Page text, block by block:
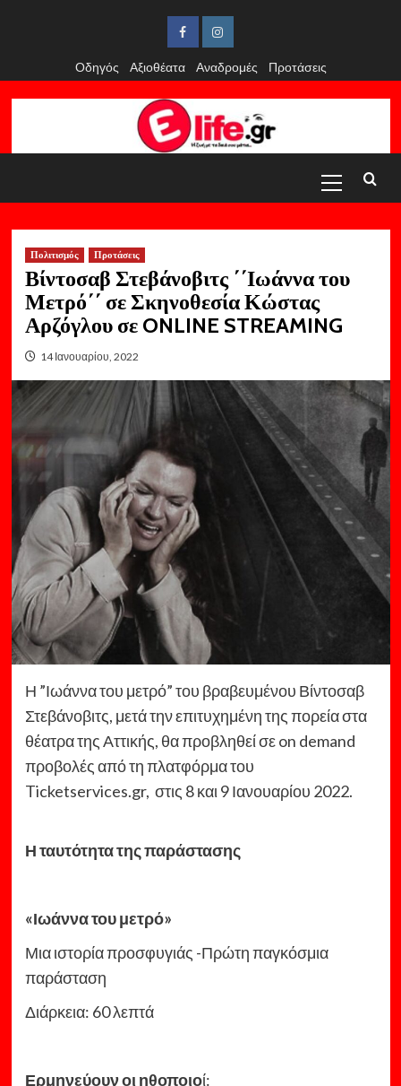
FacebookInstagram
Οδηγός
Αξιοθέατα Αναδρομές Προτάσεις
Menu
Πολιτισμός Προτάσεις
Βίντοσαβ Στεβάνοβιτς ΄΄Ιωάννα του
Μετρό΄΄ σε Σκηνοθεσία Κώστας
Αρζόγλου σε ONLINE STREAMING
14 Ιανουαρίου, 2022
Η ”Ιωάννα του μετρό” του βραβευμένου Βίντοσαβ
Στεβάνοβιτς, μετά την επιτυχημένη της πορεία στα
θέατρα της Αττικής, θα προβληθεί σε on demand
προβολές από τη πλατφόρμα του
Ticketservices.gr, στις 8 και 9 Ιανουαρίου 2022.
Η ταυτότητα της παράστασης
«Ιωάννα του μετρό»
Μια ιστορία προσφυγιάς -Πρώτη παγκόσμια
παράσταση
Διάρκεια: 60 λεπτά
Ερμηνεύουν οι ηθοποιοί: